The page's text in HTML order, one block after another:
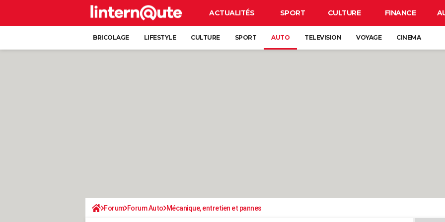
ACTUALITÉS SPORT CULTURE FINANCE
BRICOLAGE LIFESTYLE CULTURE SPORT AUTO TELEVISION VOYAGE CINEMA
Forum Forum Auto Mécanique, entretien et pannes